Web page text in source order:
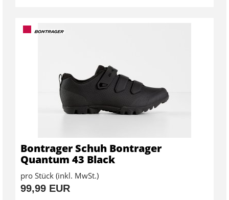
Bontrager Schuh Bontrager
Quantum 43 Black
pro Stück (inkl. MwSt.)
99,99 EUR